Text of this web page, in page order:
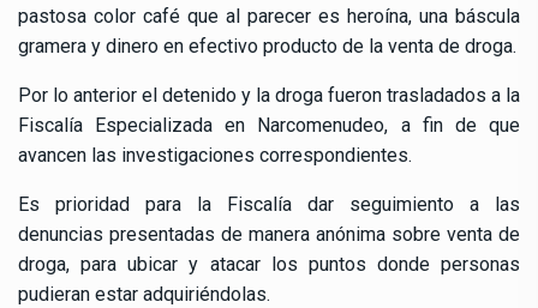
pastosa color café que al parecer es heroína, una báscula
gramera y dinero en efectivo producto de la venta de droga.
Por lo anterior el detenido y la droga fueron trasladados a la
Fiscalía Especializada en Narcomenudeo, a fin de que
avancen las investigaciones correspondientes.
Es prioridad para la Fiscalía dar seguimiento a las
denuncias presentadas de manera anónima sobre venta de
droga, para ubicar y atacar los puntos donde personas
pudieran estar adquiriéndolas.